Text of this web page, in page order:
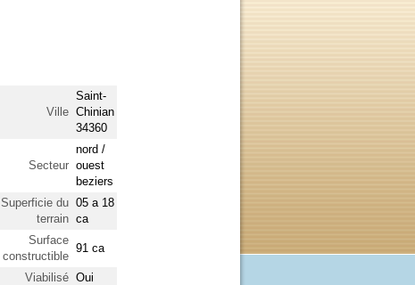
Ville
Saint-
Chinian
34360
Secteur
nord /
ouest
beziers
Superficie du
terrain
05 a 18
ca
Surface
constructible
91 ca
Viabilisé Oui